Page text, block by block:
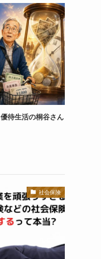
待生活の桐谷さん
社会保険